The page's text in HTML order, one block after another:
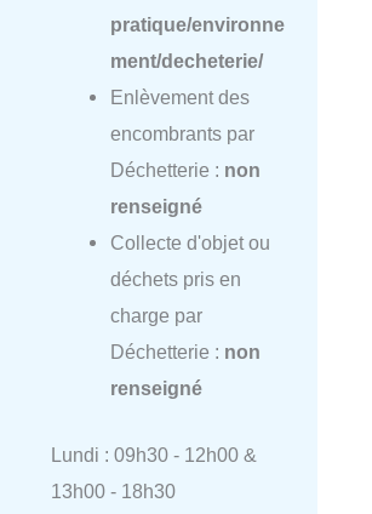
pratique/environne
ment/decheterie/
Enlèvement des
encombrants par
Déchetterie : non
renseigné
Collecte d'objet ou
déchets pris en
charge par
Déchetterie : non
renseigné
Lundi : 09h30 - 12h00 &
13h00 - 18h30